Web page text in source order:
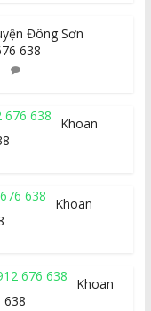
Đông Sơn
638
Khoan
Khoan
Khoan
638